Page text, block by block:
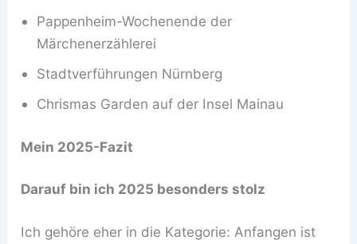
Pappenheim-Wochenende der
Märchenerzählerei
Stadtverführungen Nürnberg
Chrismas Garden auf der Insel Mainau
Mein 2025-Fazit
Darauf bin ich 2025 besonders stolz
Ich gehöre eher in die Kategorie: Anfangen ist